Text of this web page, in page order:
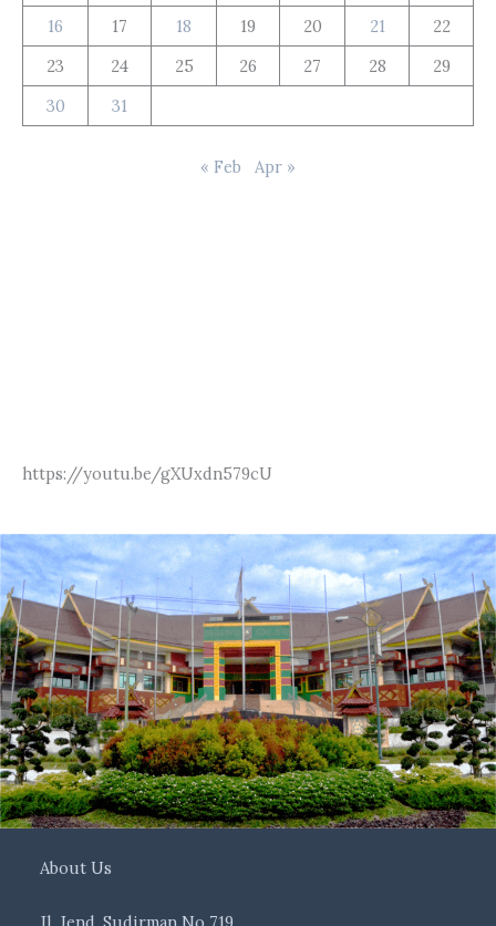
16
17 18 19 20 21
22
23
24 25 26 27 28
29
30
31
« Feb Apr »
https://youtu.be/gXUxdn579cU
About Us